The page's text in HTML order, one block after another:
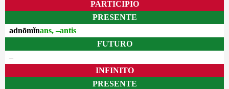
PARTICIPIO
PRESENTE
adnōmĭnans, –antis
FUTURO
–
INFINITO
PRESENTE